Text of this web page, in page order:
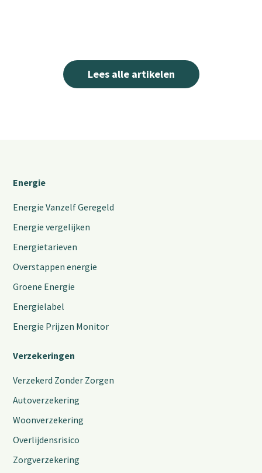
Lees alle artikelen
Energie
Energie Vanzelf Geregeld
Energie vergelijken
Energietarieven
Overstappen energie
Groene Energie
Energielabel
Energie Prijzen Monitor
Verzekeringen
Verzekerd Zonder Zorgen
Autoverzekering
Woonverzekering
Overlijdensrisico
Zorgverzekering